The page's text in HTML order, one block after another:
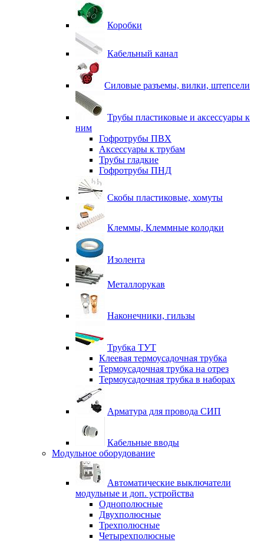
Коробки
Кабельный канал
Силовые разъемы, вилки, штепсели
Трубы пластиковые и аксессуары к
ним
Гофротрубы ПВХ
Аксессуары к трубам
Трубы гладкие
Гофротрубы ПНД
Скобы пластиковые, хомуты
Клеммы, Клеммные колодки
Изолента
Металлорукав
Наконечники, гильзы
Трубка ТУТ
Клеевая термоусадочная трубка
Термоусадочная трубка на отрез
Термоусадочная трубка в наборах
Арматура для провода СИП
Кабельные вводы
Модульное оборудование
Автоматические выключатели
модульные и доп. устройства
Однополюсные
Двухполюсные
Трехполюсные
Четырехполюсные